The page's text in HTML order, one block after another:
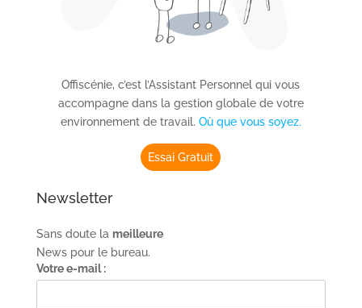
Offiscénie, c’est l’Assistant Personnel qui vous
accompagne dans la gestion globale de votre
environnement de travail. Où que vous soyez.
Essai Gratuit
Newsletter
Sans doute la meilleure
News pour le bureau.
Votre e-mail :